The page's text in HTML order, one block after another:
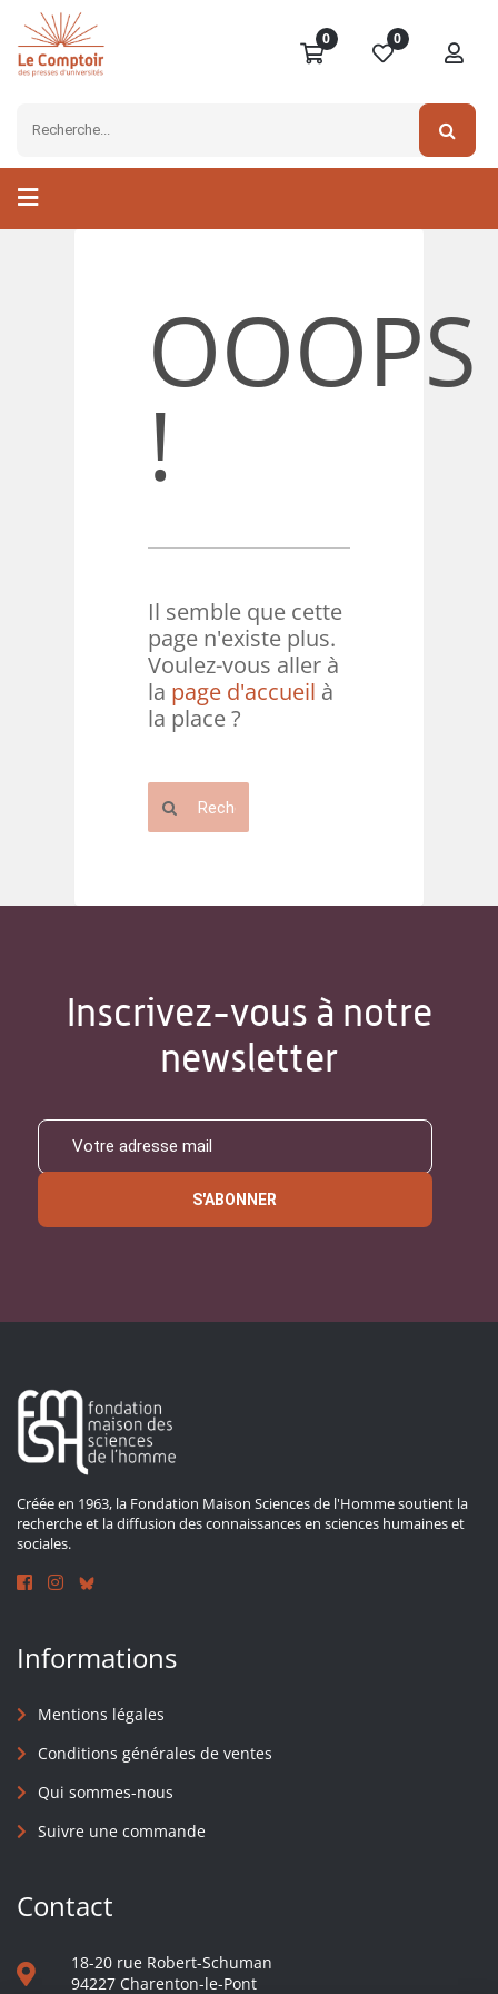
0 0
OOOPS
!
Il semble que cette
page n'existe plus.
Voulez-vous aller à
la page d'accueil à
la place ?
Inscrivez-vous à notre
newsletter
S'ABONNER
Créée en 1963, la Fondation Maison Sciences de l'Homme soutient la
recherche et la diffusion des connaissances en sciences humaines et
sociales.
Informations
Mentions légales
Conditions générales de ventes
Qui sommes-nous
Suivre une commande
Contact
18-20 rue Robert-Schuman
94227 Charenton-le-Pont